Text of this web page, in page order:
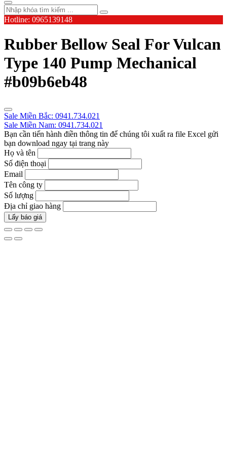
Hotline: 0965139148
Rubber Bellow Seal For Vulcan
Type 140 Pump Mechanical
#b09b6eb48
Sale Miền Bắc: 0941.734.021
Sale Miền Nam: 0941.734.021
Bạn cần tiến hành điền thông tin để chúng tôi xuất ra file Excel gửi
bạn download ngay tại trang này
Họ và tên
Số điện thoại
Email
Tên công ty
Số lượng
Địa chỉ giao hàng